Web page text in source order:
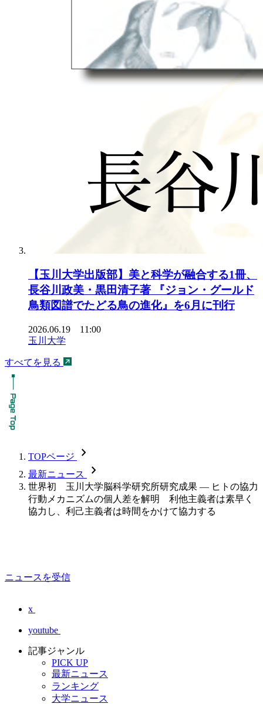
【玉川大学出版部】美と科学が融合する1冊、
長谷川政美・黒田清子著 『ジョン・グールド
鳥類図譜でたどる鳥の進化』を6月に刊行
2026.06.19 11:00
玉川大学
すべてを見る
TOPページ chevron_forward
最新ニュース chevron_forward
世界初 玉川大学脳科学研究所研究成果 — ヒトの協力
行動メカニズムの個人差を解明 利他主義者は素早く
協力し、利己主義者は時間をかけて協力する
ニュースを受信
x
youtube
記事ジャンル
PICK UP
最新ニュース
ランキング
大学ニュース